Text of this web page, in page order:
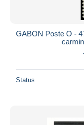
GABON Poste O -
Status